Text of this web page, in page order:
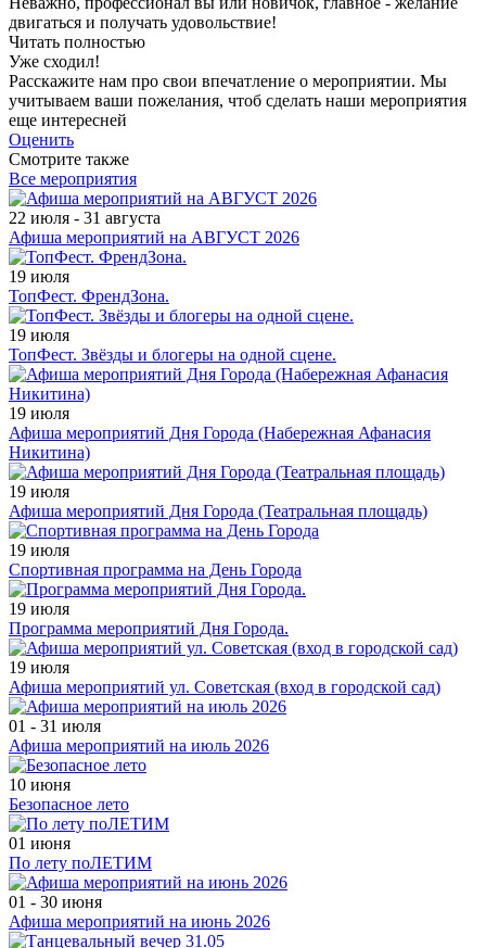
двигаться и получать удовольствие!
Читать полностью
Уже сходил!
Расскажите нам про свои впечатление о мероприятии. Мы
учитываем ваши пожелания, чтоб сделать наши мероприятия
еще интересней
Оценить
Смотрите также
Все мероприятия
22 июля - 31 августа
Афиша мероприятий на АВГУСТ 2026
19 июля
ТопФест. ФрендЗона.
19 июля
ТопФест. Звёзды и блогеры на одной сцене.
19 июля
Афиша мероприятий Дня Города (Набережная Афанасия
Никитина)
19 июля
Афиша мероприятий Дня Города (Театральная площадь)
19 июля
Спортивная программа на День Города
19 июля
Программа мероприятий Дня Города.
19 июля
Афиша мероприятий ул. Советская (вход в городской сад)
01 - 31 июля
Афиша мероприятий на июль 2026
10 июня
Безопасное лето
01 июня
По лету поЛЕТИМ
01 - 30 июня
Афиша мероприятий на июнь 2026